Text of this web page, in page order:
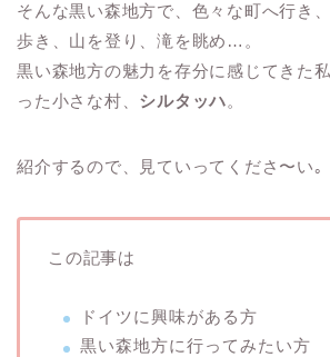
そんな黒い森地方で、色々な町へ行き
歩き、山を登り、滝を眺め…。
黒い森地方の魅力を存分に感じてきた
った小さな村、 シルタッハ。
紹介するので、見ていってくださ〜い｡
この記事は
ドイツに興味がある方
黒い森地方に行ってみたい方